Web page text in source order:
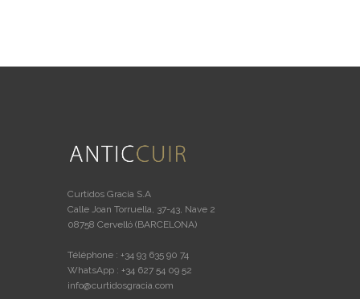
Curtidos Gracia S.A
Calle Joan Torruella, 37-43, Nave 2
08758 Cervelló (BARCELONA)
Téléphone : +34 93 635 90 74
WhatsApp : +34 627 54 09 52
info@curtidosgracia.com